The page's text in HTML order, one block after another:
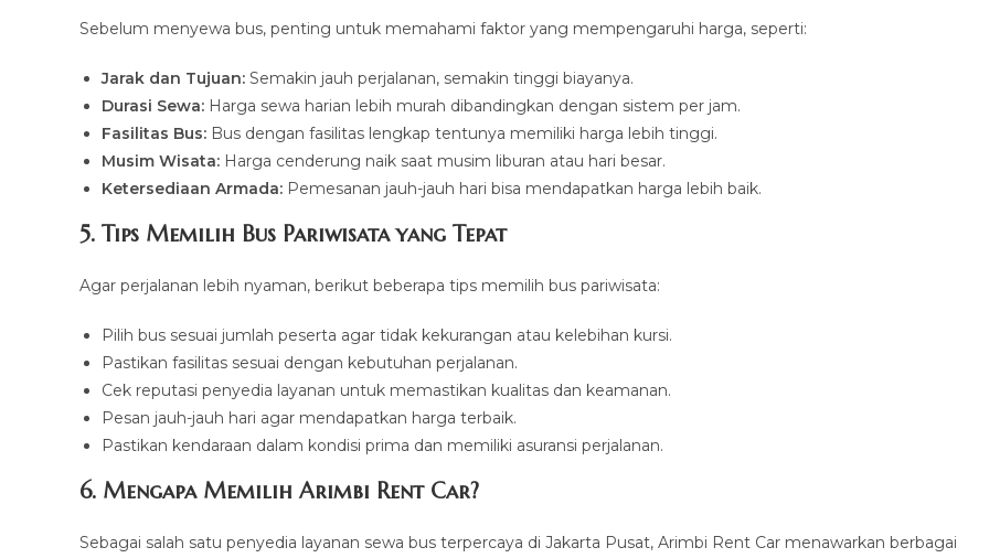
Sebelum menyewa bus, penting untuk memahami faktor yang mempengaruhi harga, seperti:
Jarak dan Tujuan: Semakin jauh perjalanan, semakin tinggi biayanya.
Durasi Sewa: Harga sewa harian lebih murah dibandingkan dengan sistem per jam.
Fasilitas Bus: Bus dengan fasilitas lengkap tentunya memiliki harga lebih tinggi.
Musim Wisata: Harga cenderung naik saat musim liburan atau hari besar.
Ketersediaan Armada: Pemesanan jauh-jauh hari bisa mendapatkan harga lebih baik.
5. Tips Memilih Bus Pariwisata yang Tepat
Agar perjalanan lebih nyaman, berikut beberapa tips memilih bus pariwisata:
Pilih bus sesuai jumlah peserta agar tidak kekurangan atau kelebihan kursi.
Pastikan fasilitas sesuai dengan kebutuhan perjalanan.
Cek reputasi penyedia layanan untuk memastikan kualitas dan keamanan.
Pesan jauh-jauh hari agar mendapatkan harga terbaik.
Pastikan kendaraan dalam kondisi prima dan memiliki asuransi perjalanan.
6. Mengapa Memilih Arimbi Rent Car?
Sebagai salah satu penyedia layanan sewa bus terpercaya di Jakarta Pusat, Arimbi Rent Car menawarkan berbagai